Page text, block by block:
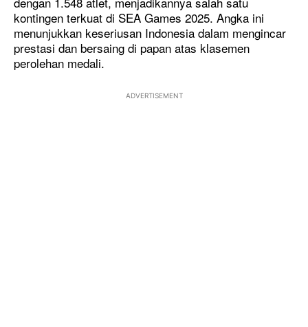
kontingen terkuat di SEA Games 2025. Angka ini
menunjukkan keseriusan Indonesia dalam mengincar
prestasi dan bersaing di papan atas klasemen
perolehan medali.
ADVERTISEMENT